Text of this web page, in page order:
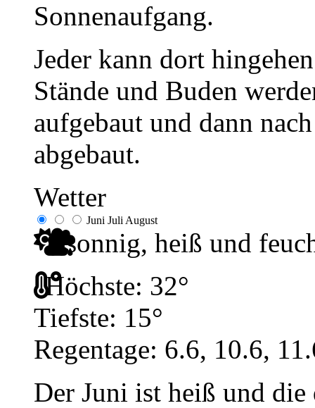
Sonnenaufgang.
Jeder kann dort
Stände und Buden
aufgebaut und dann
abgebaut.
Wetter
Juni Juli August
sonnig, heiß und
Höchste: 32°
Tiefste: 15°
Regentage: 6.6, 10.6,
Der Juni ist heiß und